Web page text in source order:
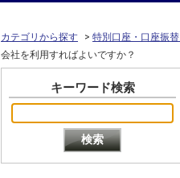
カテゴリから探す > 特別口座・口座振替
会社を利用すればよいですか？
キーワード検索